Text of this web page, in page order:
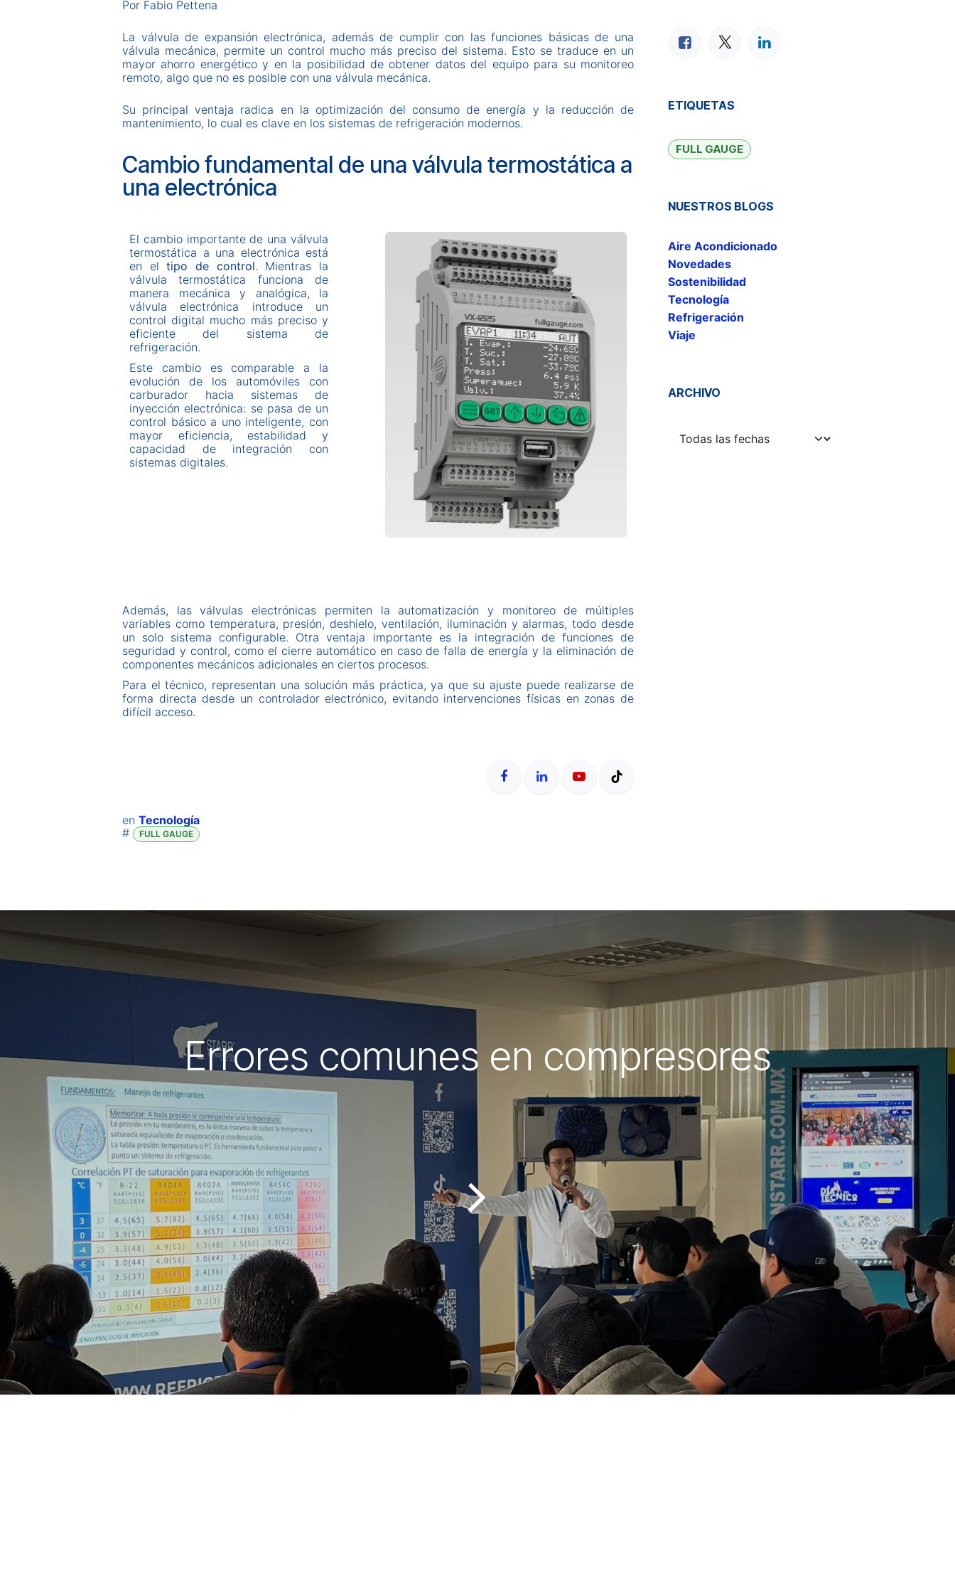
Por Fabio Pettena
La válvula de expansión electrónica, además de cumplir con las funciones básicas de una
válvula mecánica, permite un control mucho más preciso del sistema. Esto se traduce en un
mayor ahorro energético y en la posibilidad de obtener datos del equipo para su monitoreo
remoto, algo que no es posible con una válvula mecánica.
Su principal ventaja radica en la optimización del consumo de energía y la reducción de
mantenimiento, lo cual es clave en los sistemas de refrigeración modernos.
Cambio fundamental de una válvula termostática a
una electrónica
El cambio importante de una válvula
termostática a una electrónica está
en eltipo de control. Mientras la
válvula termostática funciona de
manera mecánica y analógica, la
válvula electrónica introduce un
control digital mucho más preciso y
eficiente del sistema de
refrigeración.
Este cambio es comparable a la
evolución de los automóviles con
carburador hacia sistemas de
inyección electrónica: se pasa de un
control básico a uno inteligente, con
mayor eficiencia, estabilidad y
capacidad de integración con
sistemas digitales.
Además, las válvulas electrónicas permiten la automatización y monitoreo de múltiples
variables como temperatura, presión, deshielo, ventilación, iluminación y alarmas, todo desde
un solo sistema configurable. Otra ventaja importante es la integración de funciones de
seguridad y control, como el cierre automático en caso de falla de energía y la eliminación de
componentes mecánicos adicionales en ciertos procesos.
Para el técnico, representan una solución más práctica, ya que su ajuste puede realizarse de
forma directa desde un controlador electrónico, evitando intervenciones físicas en zonas de
difícil acceso.
en Tecnología
#
FULL GAUGE
ETIQUETAS
FULL GAUGE
NUESTROS BLOGS
Aire Acondicionado
Novedades
Sostenibilidad
Tecnología
Refrigeración
Viaje
ARCHIVO
Errores comunes en compresores